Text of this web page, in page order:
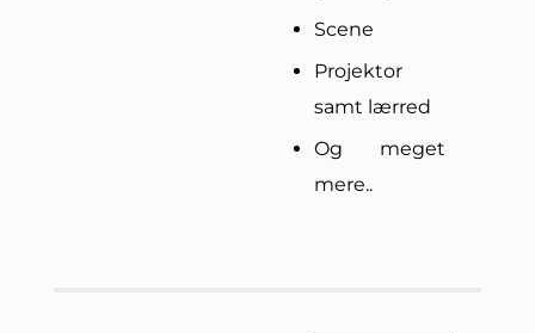
Scene
Projektor
samt lærred
Og meget
mere..